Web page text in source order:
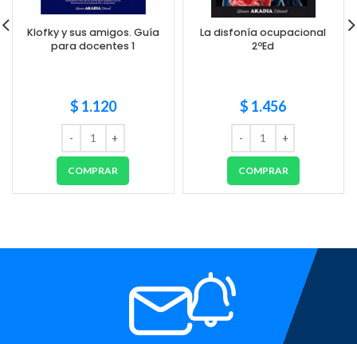
Klofky y sus amigos. Guía
para docentes 1
$ 1.120
COMPRAR
La disfonía ocupacional
2ºEd
$ 1.456
COMPRAR